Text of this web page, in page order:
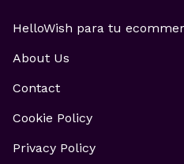
HelloWish para tu
About Us
Contact
Cookie Policy
Privacy Policy